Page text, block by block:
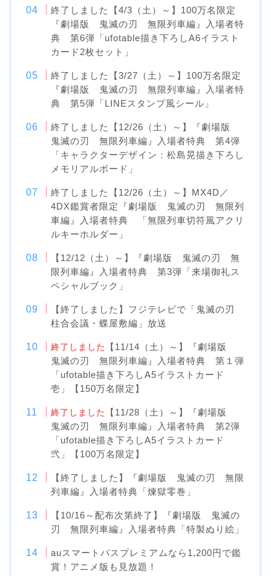
終了しました【4/3（土）～】100万名限定
『劇場版 鬼滅の刃 無限列車編』入場者特
典 第6弾「ufotable描き下ろしA6イラスト
カード2枚セット」
終了しました【3/27（土）～】100万名限定
『劇場版 鬼滅の刃 無限列車編』入場者特
典 第5弾「LINEスタンプ風シール」
終了しました【12/26（土）～】『劇場版
鬼滅の刃 無限列車編』入場者特典 第4弾
「キャラクターデザイン：松島晃描き下ろし
メモリアルボード」
終了しました【12/26（土）～】MX4D／
4DX鑑賞者限定『劇場版 鬼滅の刃 無限列
車編』入場者特典 「無限列車切符風アクリ
ルキーホルダー」
【12/12（土）～】『劇場版 鬼滅の刃 無
限列車編』入場者特典 第3弾「来場御礼ス
ペシャルブック」
【終了しました】フジテレビで「鬼滅の刃
柱合会議・蝶屋敷編」放送
終了しました
【11/14（土）～】『劇場版
鬼滅の刃 無限列車編』入場者特典 第１弾
「ufotable描き下ろしA5イラストカード
壱」【150万名限定】
終了しました
【11/28（土）～】『劇場版
鬼滅の刃 無限列車編』入場者特典 第2弾
「ufotable描き下ろしA5イラストカード
弐」【100万名限定】
【終了しました】『劇場版 鬼滅の刃 無限
列車編』入場者特典「煉󠄁獄零巻」
【10/16～配布次第終了】『劇場版 鬼滅の
刃 無限列車編』入場者特典「特製ぬり絵」
auスマートパスプレミアムなら1,200円で鑑
賞！アニメ版も見放題！